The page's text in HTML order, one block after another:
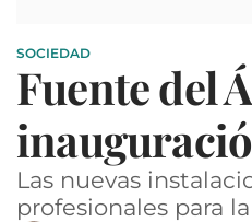
SOCIEDAD
Fuente del
Las nuevas
profesionales para